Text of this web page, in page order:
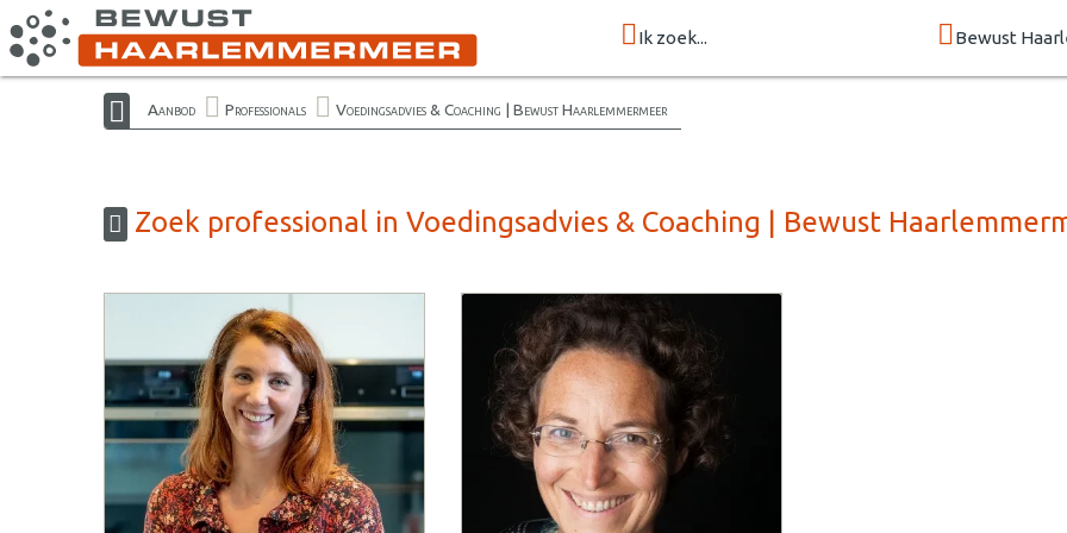
Ik zoek... Bewust
Aanbod Professionals Voedingsadvies & Coaching | Bewust Haarlemmermeer
Zoek professional in Voedingsadvies & Coaching | Bewust